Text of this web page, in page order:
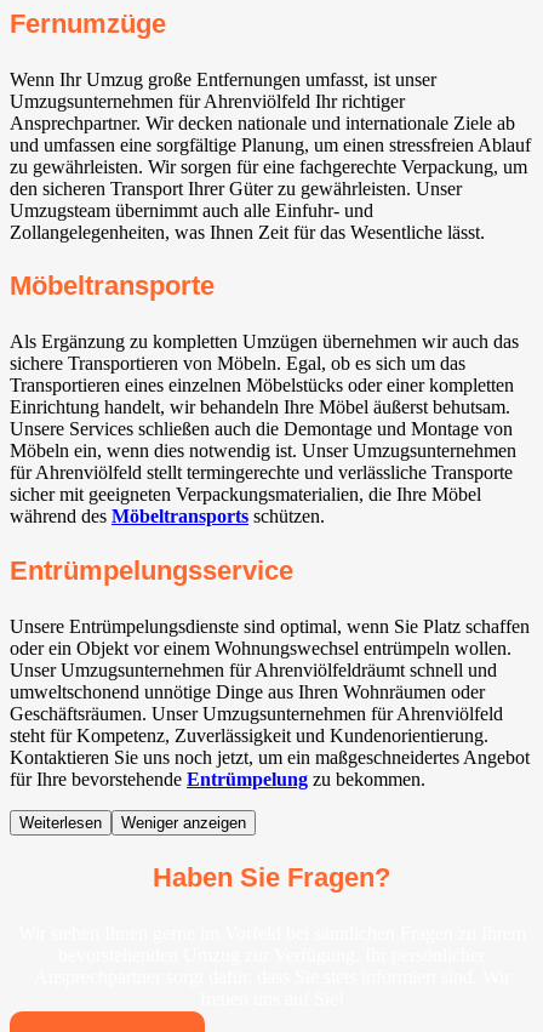
Fernumzüge
Wenn Ihr Umzug große Entfernungen umfasst, ist unser
Umzugsunternehmen für Ahrenviölfeld Ihr richtiger
Ansprechpartner. Wir decken nationale und internationale Ziele ab
und umfassen eine sorgfältige Planung, um einen stressfreien Ablauf
zu gewährleisten. Wir sorgen für eine fachgerechte Verpackung, um
den sicheren Transport Ihrer Güter zu gewährleisten. Unser
Umzugsteam übernimmt auch alle Einfuhr- und
Zollangelegenheiten, was Ihnen Zeit für das Wesentliche lässt.
Möbeltransporte
Als Ergänzung zu kompletten Umzügen übernehmen wir auch das
sichere Transportieren von Möbeln. Egal, ob es sich um das
Transportieren eines einzelnen Möbelstücks oder einer kompletten
Einrichtung handelt, wir behandeln Ihre Möbel äußerst behutsam.
Unsere Services schließen auch die Demontage und Montage von
Möbeln ein, wenn dies notwendig ist. Unser Umzugsunternehmen
für Ahrenviölfeld stellt termingerechte und verlässliche Transporte
sicher mit geeigneten Verpackungsmaterialien, die Ihre Möbel
während des Möbeltransports schützen.
Entrümpelungsservice
Unsere Entrümpelungsdienste sind optimal, wenn Sie Platz schaffen
oder ein Objekt vor einem Wohnungswechsel entrümpeln wollen.
Unser Umzugsunternehmen für Ahrenviölfeldräumt schnell und
umweltschonend unnötige Dinge aus Ihren Wohnräumen oder
Geschäftsräumen. Unser Umzugsunternehmen für Ahrenviölfeld
steht für Kompetenz, Zuverlässigkeit und Kundenorientierung.
Kontaktieren Sie uns noch jetzt, um ein maßgeschneidertes Angebot
für Ihre bevorstehende Entrümpelung zu bekommen.
Weiterlesen Weniger anzeigen
Haben Sie Fragen?